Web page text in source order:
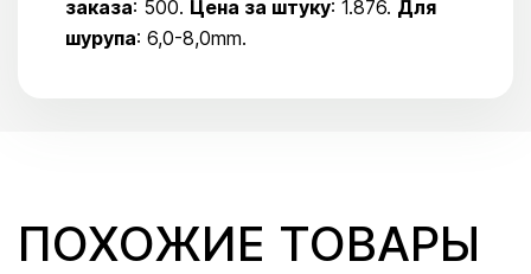
заказа: 500. Цена за штуку: 1.876. Для
шурупа: 6,0-8,0mm.
ПОХОЖИЕ ТОВАРЫ